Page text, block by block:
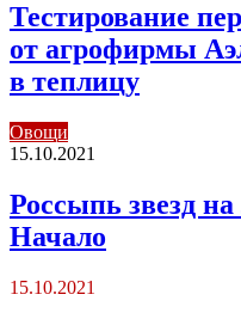
Тестирование
от агрофирмы
в теплицу
Овощи
15.10.2021
Россыпь звезд
Начало
15.10.2021